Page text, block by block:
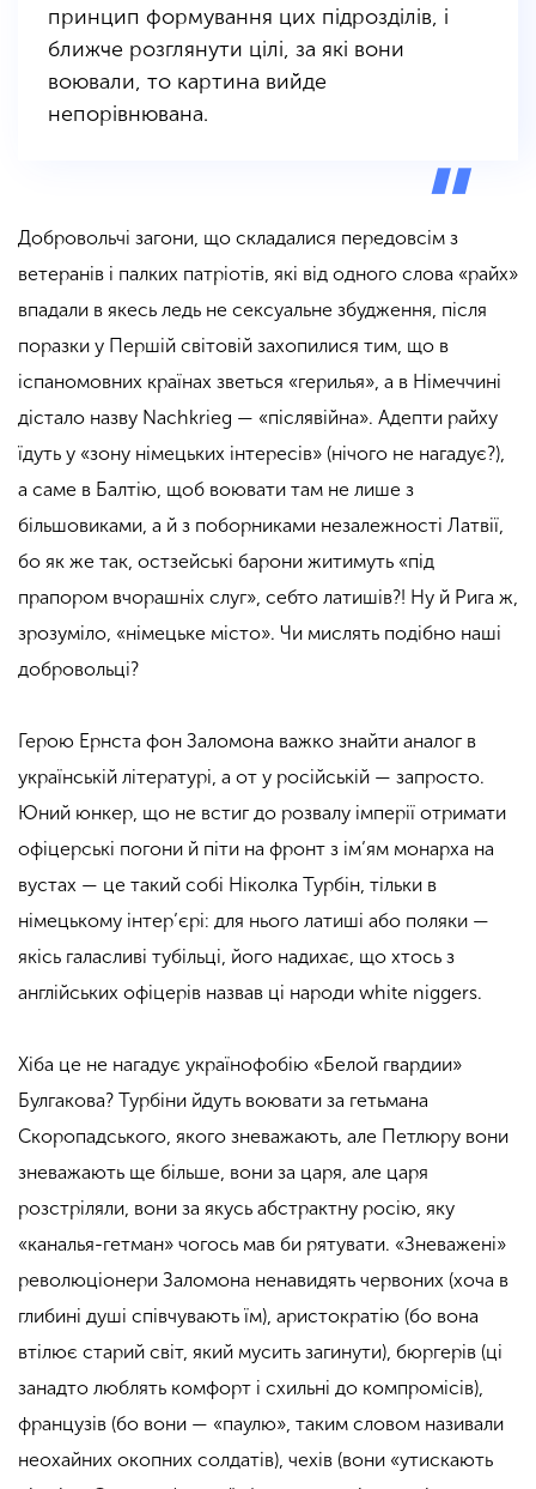
принцип формування цих підрозділів, і
ближче розглянути цілі, за які вони
воювали, то картина вийде
непорівнювана.
Добровольчі загони, що складалися передовсім з
ветеранів і палких патріотів, які від одного слова «райх»
впадали в якесь ледь не сексуальне збудження, після
поразки у Першій світовій захопилися тим, що в
іспаномовних країнах зветься «герилья», а в Німеччині
дістало назву Nachkrieg — «післявійна». Адепти райху
їдуть у «зону німецьких інтересів» (нічого не нагадує?),
а саме в Балтію, щоб воювати там не лише з
більшовиками, а й з поборниками незалежності Латвії,
бо як же так, остзейські барони житимуть «під
прапором вчорашніх слуг», себто латишів?! Ну й Рига ж,
зрозуміло, «німецьке місто». Чи мислять подібно наші
добровольці?
Герою Ернста фон Заломона важко знайти аналог в
українській літературі, а от у російській — запросто.
Юний юнкер, що не встиг до розвалу імперії отримати
офіцерські погони й піти на фронт з ім’ям монарха на
вустах — це такий собі Ніколка Турбін, тільки в
німецькому інтер’єрі: для нього латиші або поляки —
якісь галасливі тубільці, його надихає, що хтось з
англійських офіцерів назвав ці народи white niggers.
Хіба це не нагадує українофобію «Белой гвардии»
Булгакова? Турбіни йдуть воювати за гетьмана
Скоропадського, якого зневажають, але Петлюру вони
зневажають ще більше, вони за царя, але царя
розстріляли, вони за якусь абстрактну росію, яку
«каналья-гетман» чогось мав би рятувати. «Зневажені»
революціонери Заломона ненавидять червоних (хоча в
глибині душі співчувають їм), аристократію (бо вона
втілює старий світ, який мусить загинути), бюргерів (ці
занадто люблять комфорт і схильні до компромісів),
французів (бо вони — «паулю», таким словом називали
неохайних окопних солдатів), чехів (вони «утискають